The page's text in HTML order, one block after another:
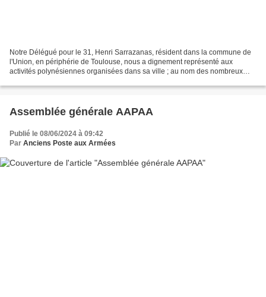
Notre Délégué pour le 31, Henri Sarrazanas, résident dans la commune de
l'Union, en périphérie de Toulouse, nous a dignement représenté aux
activités polynésiennes organisées dans sa ville ; au nom des nombreux
Assemblée générale AAPAA
Publié le 08/06/2024 à 09:42
Par Anciens Poste aux Armées